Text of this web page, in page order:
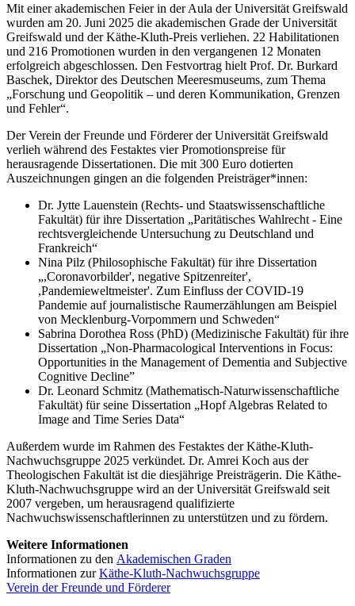
Mit einer akademischen Feier in der Aula der Universität Greifswald
wurden am 20. Juni 2025 die akademischen Grade der Universität
Greifswald und der Käthe-Kluth-Preis verliehen. 22 Habilitationen
und 216 Promotionen wurden in den vergangenen 12 Monaten
erfolgreich abgeschlossen. Den Festvortrag hielt Prof. Dr. Burkard
Baschek, Direktor des Deutschen Meeresmuseums, zum Thema
„Forschung und Geopolitik – und deren Kommunikation, Grenzen
und Fehler“.
Der Verein der Freunde und Förderer der Universität Greifswald
verlieh während des Festaktes vier Promotionspreise für
herausragende Dissertationen. Die mit 300 Euro dotierten
Auszeichnungen gingen an die folgenden Preisträger*innen:
Dr. Jytte Lauenstein (Rechts- und Staatswissenschaftliche
Fakultät) für ihre Dissertation „Paritätisches Wahlrecht - Eine
rechtsvergleichende Untersuchung zu Deutschland und
Frankreich“
Nina Pilz (Philosophische Fakultät) für ihre Dissertation
„,Coronavorbilder', negative Spitzenreiter',
,Pandemieweltmeister'. Zum Einfluss der COVID-19
Pandemie auf journalistische Raumerzählungen am Beispiel
von Mecklenburg-Vorpommern und Schweden“
Sabrina Dorothea Ross (PhD) (Medizinische Fakultät) für ihre
Dissertation „Non-Pharmacological Interventions in Focus:
Opportunities in the Management of Dementia and Subjective
Cognitive Decline”
Dr. Leonard Schmitz (Mathematisch-Naturwissenschaftliche
Fakultät) für seine Dissertation „Hopf Algebras Related to
Image and Time Series Data“
Außerdem wurde im Rahmen des Festaktes der Käthe-Kluth-
Nachwuchsgruppe 2025 verkündet. Dr. Amrei Koch aus der
Theologischen Fakultät ist die diesjährige Preisträgerin. Die Käthe-
Kluth-Nachwuchsgruppe wird an der Universität Greifswald seit
2007 vergeben, um herausragend qualifizierte
Nachwuchswissenschaftlerinnen zu unterstützen und zu fördern.
Weitere Informationen
Informationen zu den Akademischen Graden
Informationen zurKäthe-Kluth-Nachwuchsgruppe
Verein der Freunde und Förderer